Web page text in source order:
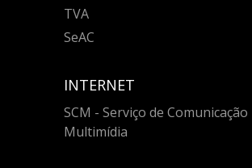
TVA
SeAC
INTERNET
SCM - Serviço de Comunicação
Multimídia